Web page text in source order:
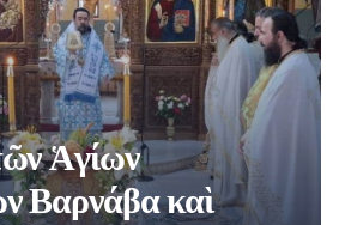
Ἁγίων
Βαρνάβα καὶ